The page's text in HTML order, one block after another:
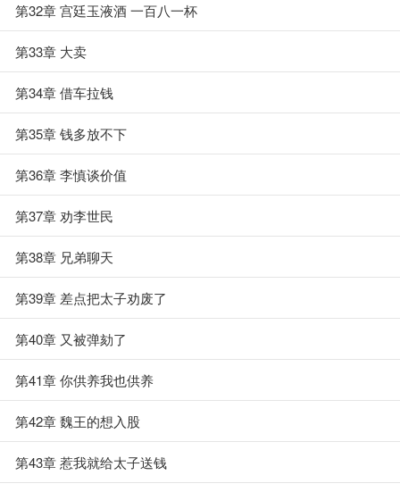
第32章 宫廷玉液酒 一百八一杯
第33章 大卖
第34章 借车拉钱
第35章 钱多放不下
第36章 李慎谈价值
第37章 劝李世民
第38章 兄弟聊天
第39章 差点把太子劝废了
第40章 又被弹劾了
第41章 你供养我也供养
第42章 魏王的想入股
第43章 惹我就给太子送钱